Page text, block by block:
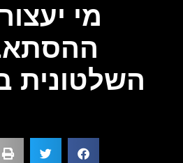
מי
השלטונית